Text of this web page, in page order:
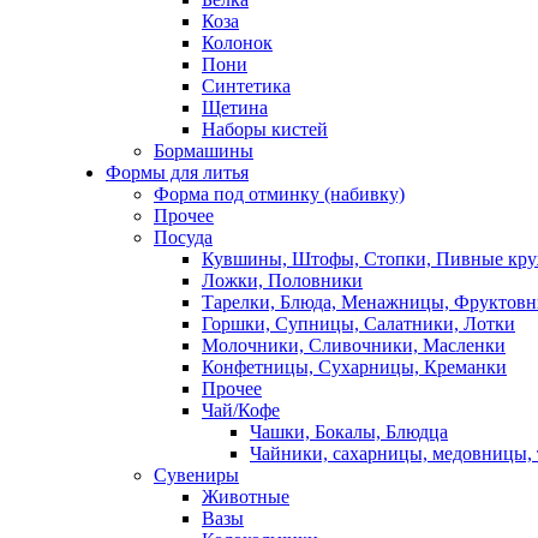
Коза
Колонок
Пони
Синтетика
Щетина
Наборы кистей
Бормашины
Формы для литья
Форма под отминку (набивку)
Прочее
Посуда
Кувшины, Штофы, Стопки, Пивные
Ложки, Половники
Тарелки, Блюда, Менажницы,
Горшки, Супницы, Салатники, Лотки
Молочники, Сливочники, Масленки
Конфетницы, Сухарницы, Креманки
Прочее
Чай/Кофе
Чашки, Бокалы, Блюдца
Чайники, сахарницы, медовницы,
Сувениры
Животные
Вазы